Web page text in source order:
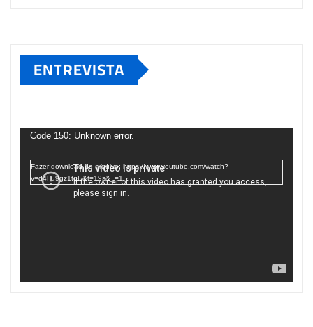
ENTREVISTA
deCode 150: Unknown error.
Fazer download do arquivo: https://www.youtube.com/watch?
v=d4Fu9gz1tqE&t=19s&_=1